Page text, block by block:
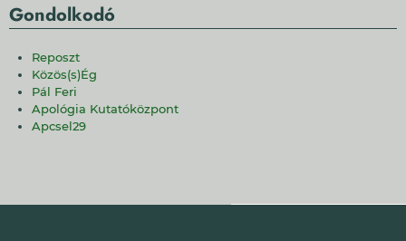
Gondolkodó
Reposzt
Közös(s)Ég
Pál Feri
Apológia Kutatóközpont
Apcsel29